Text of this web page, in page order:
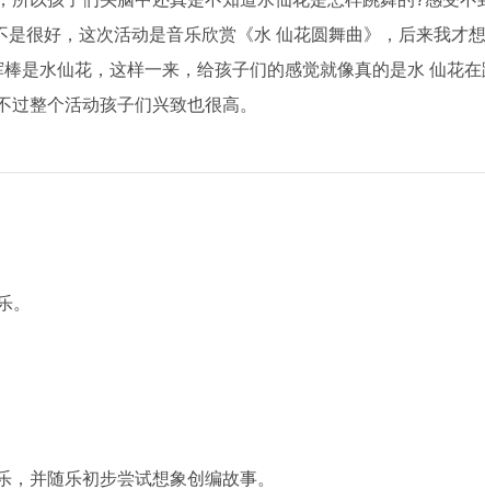
很好，这次活动是音乐欣赏《水 仙花圆舞曲》，后来我才想
是水仙花，这样一来，给孩子们的感觉就像真的是水 仙花在
整个活动孩子们兴致也很高。
。
并随乐初步尝试想象创编故事。